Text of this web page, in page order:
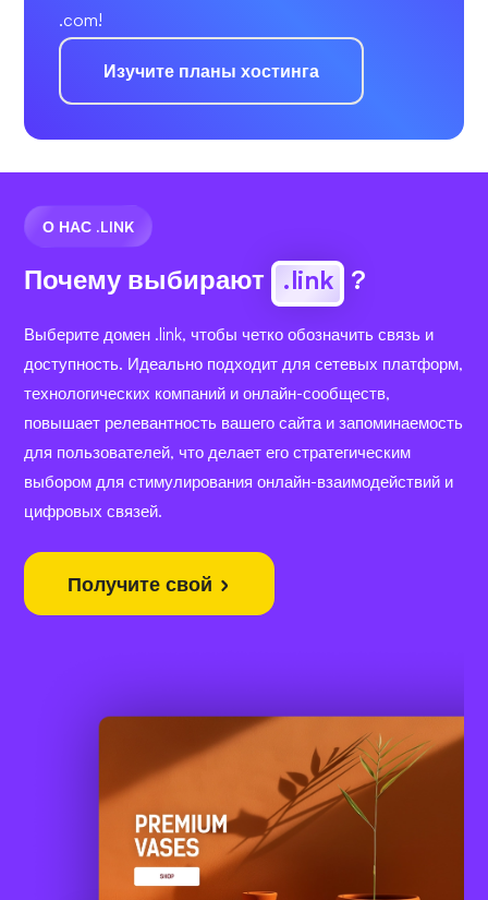
.com!
Изучите планы хостинга
О НАС .LINK
Почему выбирают .link ?
Выберите домен .link, чтобы четко обозначить связь и
доступность. Идеально подходит для сетевых платформ,
технологических компаний и онлайн-сообществ,
повышает релевантность вашего сайта и запоминаемость
для пользователей, что делает его стратегическим
выбором для стимулирования онлайн-взаимодействий и
цифровых связей.
Получите свой